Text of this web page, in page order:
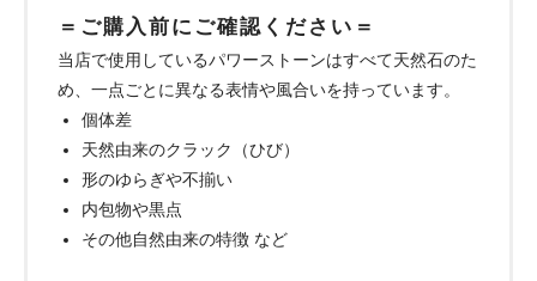
＝ご購入前にご確認ください＝
当店で使用しているパワーストーンはすべて天然石のた
め、一点ごとに異なる表情や風合いを持っています。
個体差
天然由来のクラック（ひび）
形のゆらぎや不揃い
内包物や黒点
その他自然由来の特徴 など